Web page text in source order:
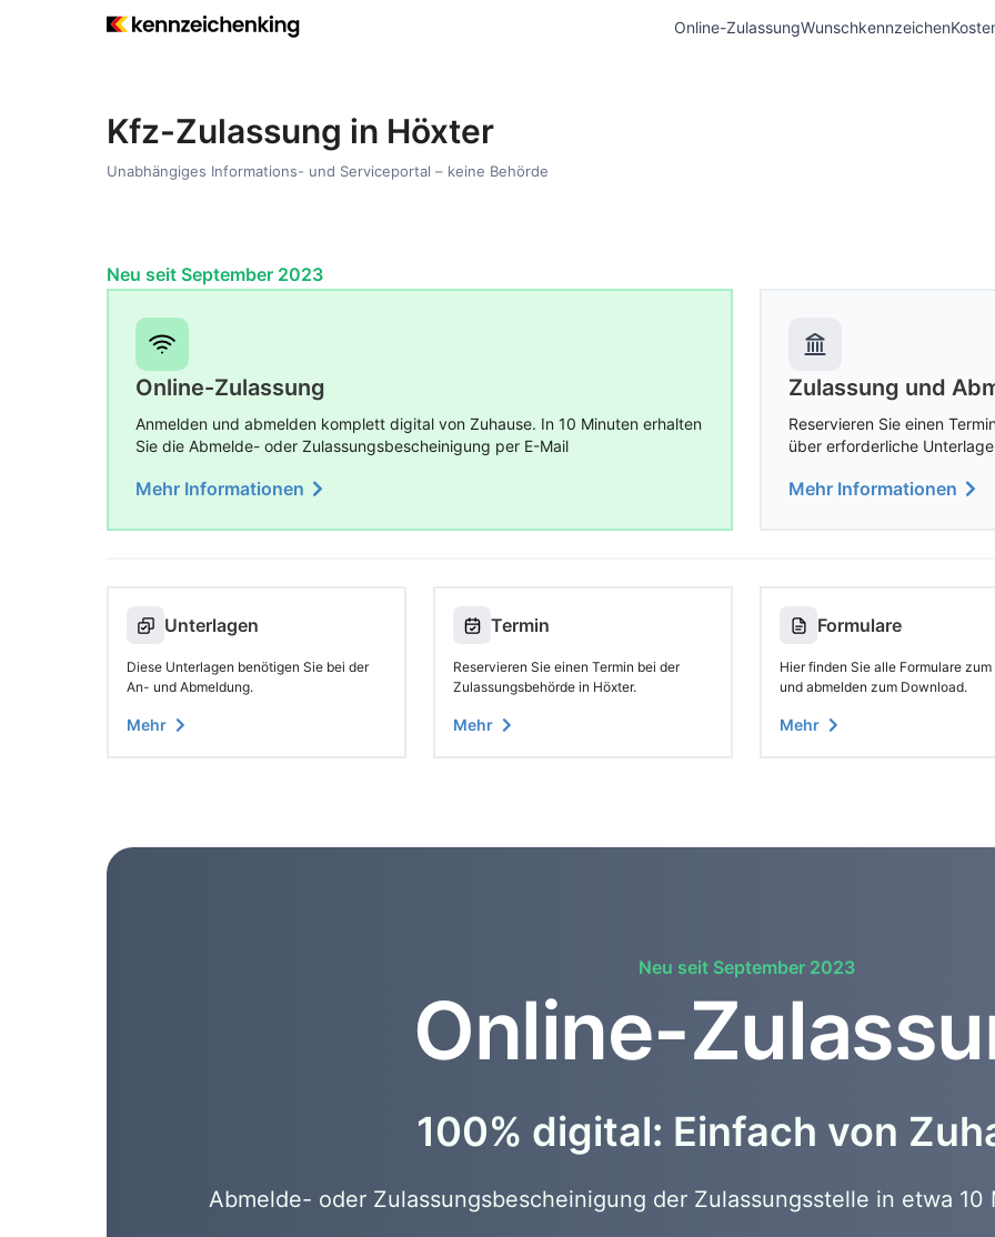
Online-ZulassungWunschkennzeichen
Kfz-Zulassung in Höxter
Unabhängiges Informations- und Serviceportal – keine Behörde
Neu seit September 2023
Online-Zulassung
Anmelden und abmelden komplett digital von Zuhause. In 10 Minuten erhalten
Sie die Abmelde- oder Zulassungsbescheinigung per E-Mail
Mehr Informationen
Zulassung und
Reservieren Sie einen
über erforderliche
Mehr Informationen
Unterlagen
Diese Unterlagen benötigen Sie bei der
An- und Abmeldung.
Mehr
Termin
Reservieren Sie einen Termin bei der
Zulassungsbehörde in Höxter.
Mehr
Formulare
Hier finden Sie alle Formulare
und abmelden zum Download.
Mehr
Neu seit September 2023
Online-
100% digital: Einfach von
Abmelde- oder Zulassungsbescheinigung der Zulassungsstelle in etwa